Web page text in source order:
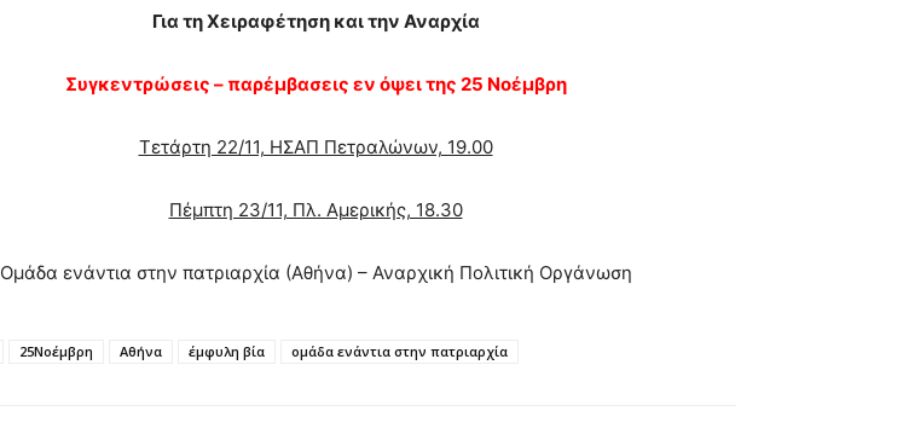
Για τη Χειραφέτηση και την Αναρχία
Συγκεντρώσεις – παρέμβασεις εν όψει της 25 Νοέμβρη
Τετάρτη 22/11, ΗΣΑΠ Πετραλώνων, 19.00
Πέμπτη 23/11, Πλ. Αμερικής, 18.30
Ομάδα ενάντια στην πατριαρχία (Αθήνα) – Αναρχική Πολιτική Οργάνωση
25Νοέμβρη Αθήνα έμφυλη βία ομάδα ενάντια στην πατριαρχία